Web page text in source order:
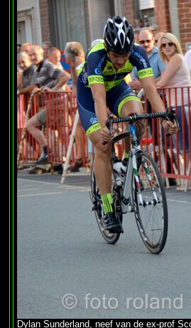
Dylan Sunderland, neef van de ex-prof